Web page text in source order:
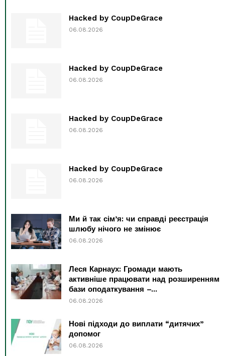
Hacked by CoupDeGrace
06.08.2026
Hacked by CoupDeGrace
06.08.2026
Hacked by CoupDeGrace
06.08.2026
Hacked by CoupDeGrace
06.08.2026
Ми й так сім’я: чи справді реєстрація
шлюбу нічого не змінює
06.08.2026
Леся Карнаух: Громади мають
активніше працювати над розширенням
бази оподаткування –...
06.08.2026
Нові підходи до виплати “дитячих”
допомог
06.08.2026